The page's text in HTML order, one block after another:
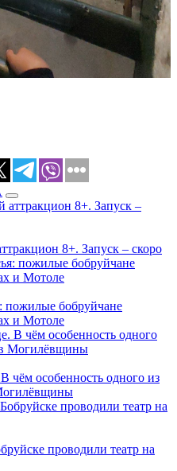
8+. Запуск – скоро
пожилые бобруйчане
и Мотоле
особенность одного из
проводили театр на